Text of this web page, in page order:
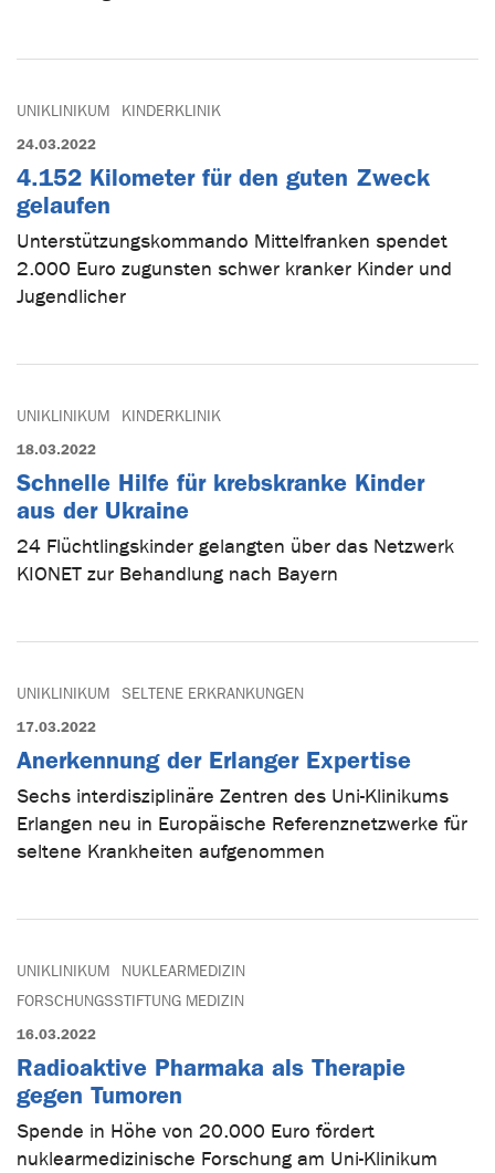
UNIKLINIKUM KINDERKLINIK
24.03.2022
4.152 Kilometer für den guten Zweck
gelaufen
Unterstützungskommando Mittelfranken spendet
2.000 Euro zugunsten schwer kranker Kinder und
Jugendlicher
UNIKLINIKUM KINDERKLINIK
18.03.2022
Schnelle Hilfe für krebskranke Kinder
aus der Ukraine
24 Flüchtlingskinder gelangten über das Netzwerk
KIONET zur Behandlung nach Bayern
UNIKLINIKUM SELTENE ERKRANKUNGEN
17.03.2022
Anerkennung der Erlanger Expertise
Sechs interdisziplinäre Zentren des Uni-Klinikums
Erlangen neu in Europäische Referenznetzwerke für
seltene Krankheiten aufgenommen
UNIKLINIKUM
NUKLEARMEDIZIN
FORSCHUNGSSTIFTUNG MEDIZIN
16.03.2022
Radioaktive Pharmaka als Therapie
gegen Tumoren
Spende in Höhe von 20.000 Euro fördert
nuklearmedizinische Forschung am Uni-Klinikum